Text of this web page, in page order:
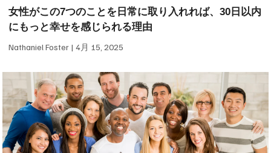
女性がこの7つのことを日常に取り入れれば、30日以内
にもっと幸せを感じられる理由
Nathaniel Foster 4月 15, 2025